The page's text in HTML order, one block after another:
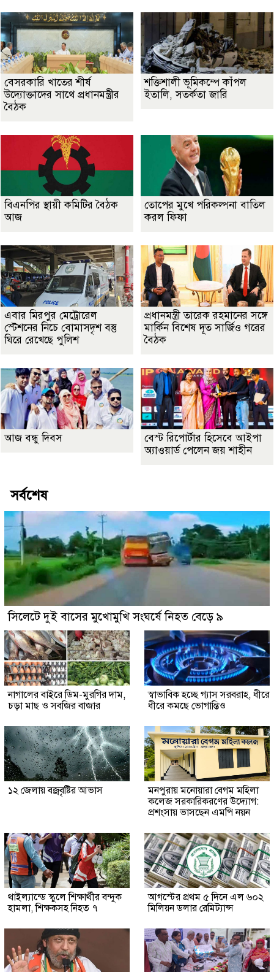
বেসরকারি খাতের শীর্ষ
উদ্যোক্তাদের সাথে প্রধানমন্ত্রীর
বৈঠক
শক্তিশালী ভূমিকম্পে কাঁপল
ইতালি, সতর্কতা জারি
বিএনপির স্থায়ী কমিটির বৈঠক
আজ
তোপের মুখে পরিকল্পনা বাতিল
করল ফিফা
এবার মিরপুর মেট্রোরেল
স্টেশনের নিচে বোমাসদৃশ বস্তু
ঘিরে রেখেছে পুলিশ
প্রধানমন্ত্রী তারেক রহমানের সঙ্গে
মার্কিন বিশেষ দূত সার্জিও গরের
বৈঠক
আজ বন্ধু দিবস
বেস্ট রিপোর্টার হিসেবে আইপা
অ্যাওয়ার্ড পেলেন জয় শাহীন
সর্বশেষ
সিলেটে দুই বাসের মুখোমুখি সংঘর্ষে নিহত বেড়ে ৯
নাগালের বাইরে ডিম-মুরগির দাম,
চড়া মাছ ও সবজির বাজার
স্বাভাবিক হচ্ছে গ্যাস সরবরাহ, ধীরে
ধীরে কমছে ভোগান্তিও
১২ জেলায় বজ্রবৃষ্টির আভাস
মনপুরায় মনোয়ারা বেগম মহিলা
কলেজ সরকারিকরণের উদ্যোগ:
প্রশংসায় ভাসছেন এমপি নয়ন
থাইল্যান্ডে স্কুলে শিক্ষার্থীর বন্দুক
হামলা, শিক্ষকসহ নিহত ৭
আগস্টের প্রথম ৫ দিনে এল ৬০২
মিলিয়ন ডলার রেমিট্যান্স